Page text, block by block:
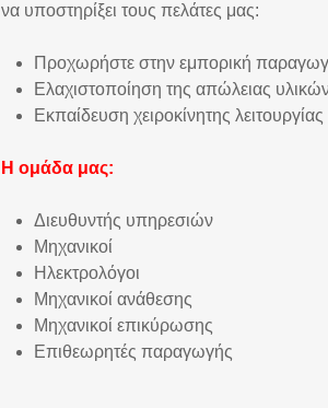
να υποστηρίξει τους πελάτες μας:
Προχωρήστε στην εμπορική
Ελαχιστοποίηση της απώλειας
Εκπαίδευση χειροκίνητης
Η ομάδα μας:
Διευθυντής υπηρεσιών
Μηχανικοί
Ηλεκτρολόγοι
Μηχανικοί ανάθεσης
Μηχανικοί επικύρωσης
Επιθεωρητές παραγωγής